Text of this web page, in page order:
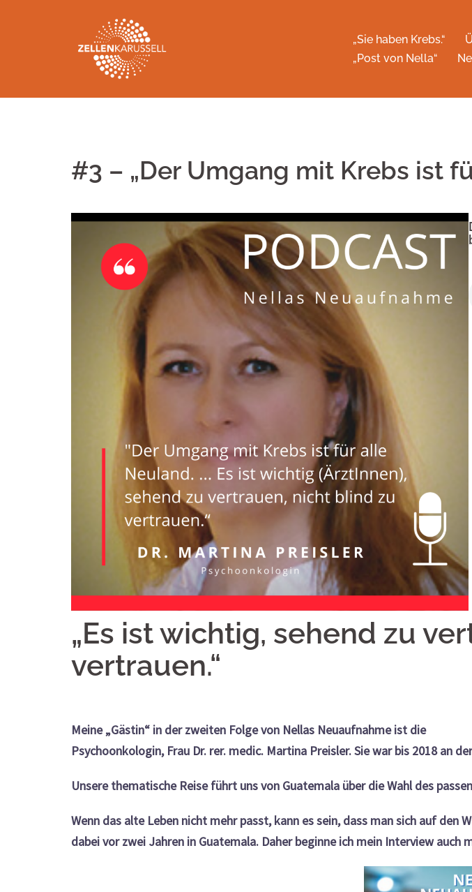
„Sie haben Krebs.“
„Post von Nella“
#3 – „Der Umgang mit Krebs ist
„Es ist wichtig, sehend zu
vertrauen.“
Meine „Gästin“ in der zweiten Folge von Nellas Neuaufnahme ist die
Psychoonkologin, Frau Dr. rer. medic. Martina Preisler. Sie war bis 2018 an
Unsere thematische Reise führt uns von Guatemala über die Wahl des
Wenn das alte Leben nicht mehr passt, kann es sein, dass man sich auf
dabei vor zwei Jahren in Guatemala. Daher beginne ich mein Interview auch